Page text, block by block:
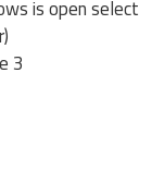
is open select
3